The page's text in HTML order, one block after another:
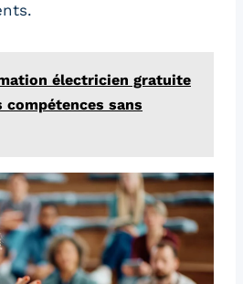
électricien gratuite
compétences sans